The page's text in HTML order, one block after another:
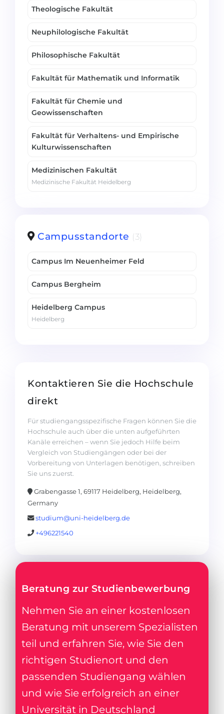
Theologische Fakultät
Neuphilologische Fakultät
Philosophische Fakultät
Fakultät für Mathematik und Informatik
Fakultät für Chemie und
Geowissenschaften
Fakultät für Verhaltens- und Empirische
Kulturwissenschaften
Medizinischen Fakultät
Medizinische Fakultät Heidelberg
Campusstandorte (3)
Campus Im Neuenheimer Feld
Campus Bergheim
Heidelberg Campus
Heidelberg
Kontaktieren Sie die Hochschule
direkt
Für studiengangsspezifische Fragen können Sie die
Hochschule auch über die unten aufgeführten
Kanäle erreichen – wenn Sie jedoch Hilfe beim
Vergleich von Studiengängen oder bei der
Vorbereitung von Unterlagen benötigen, schreiben
Sie uns zuerst.
Grabengasse 1, 69117 Heidelberg, Heidelberg,
Germany
studium@uni-heidelberg.de
+496221540
Beratung zur Studienbewerbung
Nehmen Sie an einer kostenlosen
Beratung mit unserem Spezialisten
teil und erfahren Sie, wie Sie den
richtigen Studienort und den
passenden Studiengang wählen
und wie Sie erfolgreich an einer
Universität in Deutschland